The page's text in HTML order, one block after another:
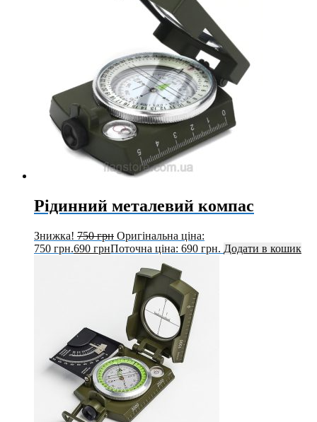
Рідинний металевий компас
Знижка! 750грн Оригінальна ціна:
750 грн.690 грнПоточна ціна: 690 грн. Додати в кошик